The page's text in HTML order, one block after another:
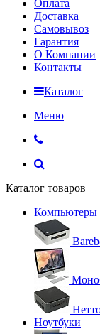
Оплата
Доставка
Самовывоз
Гарантия
О Компании
Контакты
Каталог
Меню
Каталог товаров
Компьютеры
Ноутбуки